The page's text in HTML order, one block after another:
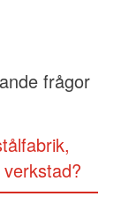
frågor